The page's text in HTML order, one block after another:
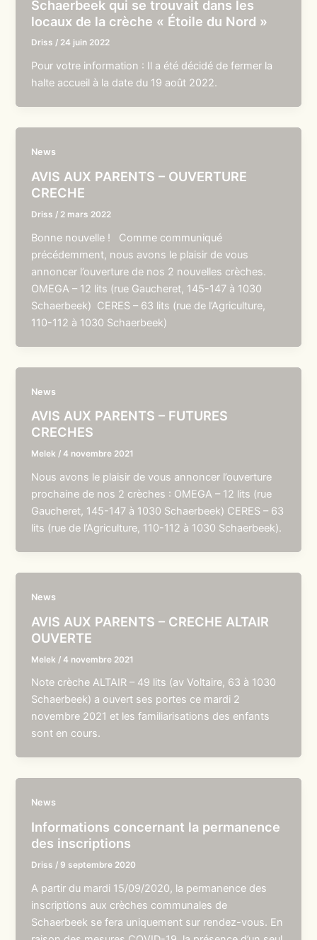
Schaerbeek qui se trouvait dans les
locaux de la crèche « Étoile du Nord »
Driss / 24 juin 2022
Pour votre information : Il a été décidé de fermer la
halte accueil à la date du 19 août 2022.
News
AVIS AUX PARENTS – OUVERTURE
CRECHE
Driss / 2 mars 2022
Bonne nouvelle ! Comme communiqué
précédemment, nous avons le plaisir de vous
annoncer l’ouverture de nos 2 nouvelles crèches.
OMEGA – 12 lits (rue Gaucheret, 145-147 à 1030
Schaerbeek) CERES – 63 lits (rue de l’Agriculture,
110-112 à 1030 Schaerbeek)
News
AVIS AUX PARENTS – FUTURES
CRECHES
Melek /4 novembre 2021
Nous avons le plaisir de vous annoncer l’ouverture
prochaine de nos 2 crèches : OMEGA – 12 lits (rue
Gaucheret, 145-147 à 1030 Schaerbeek) CERES – 63
lits (rue de l’Agriculture, 110-112 à 1030 Schaerbeek).
News
AVIS AUX PARENTS – CRECHE ALTAIR
OUVERTE
Melek /4 novembre 2021
Note crèche ALTAIR – 49 lits (av Voltaire, 63 à 1030
Schaerbeek) a ouvert ses portes ce mardi 2
novembre 2021 et les familiarisations des enfants
sont en cours.
News
Informations concernant la permanence
des inscriptions
Driss / 9 septembre 2020
A partir du mardi 15/09/2020, la permanence des
inscriptions aux crèches communales de
Schaerbeek se fera uniquement sur rendez-vous. En